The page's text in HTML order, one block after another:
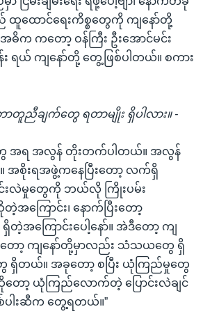
ထူထောင်ရေးကိစ္စတွေကို ကျနော်တို့
ဓိက ကတော့ ဝန်ကြီး ဦးအောင်မင်း
း ရယ် ကျနော်တို့ တွေ့ဖြစ်ပါတယ်။ စကား
ောတူညီချက်တွေ ရတာမျိုး ရှိပါလား။ -
ေ အရ အလွန် တိုးတက်ပါတယ်။ အလွန်
အစိုးရအဖွဲ့ကနေပြီးတော့ လက်ရှိ
ာင်းလဲမှုတွေကို ဘယ်လို ကြိုးပမ်း
ကြောင်း၊ နောက်ပြီးတော့
ကြောင်းပေါ့နော်။ အဲဒီတော့ ကျ
တော့ ကျနော်တို့မှာလည်း သံသယတွေ ရှိ
တယ်။ အခုတော့ စပြီး ယုံကြည်မှုတွေ
ဆိုတော့ ယုံကြည်လောက်တဲ့ ပြောင်းလဲချင်
ပါးဆီက တွေ့ရတယ်။”